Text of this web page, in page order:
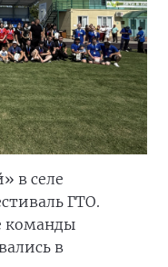
в селе
ГТО.
команды
в